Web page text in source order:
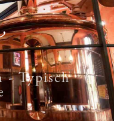
- Typisch